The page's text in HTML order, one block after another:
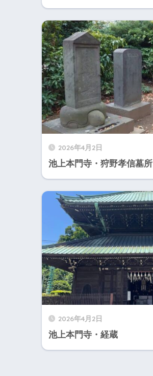
2026年4月2日
池上本門寺・狩野孝信墓所
2026年4月2日
池上本門寺・経蔵